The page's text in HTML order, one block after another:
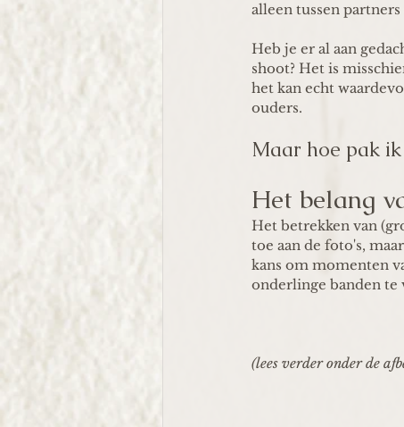
alleen tussen
Heb je er al aan
shoot? Het is
het kan echt
ouders.
Maar hoe pak
Het belang
Het betrekken van
toe aan de foto's,
kans om momenten
onderlinge banden te
(lees verder onder de